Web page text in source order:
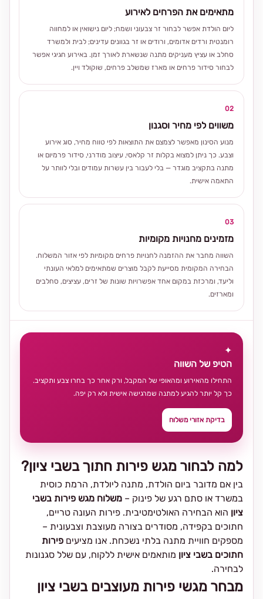
מתאימים את הפרחים לאירוע
ליום הולדת אפשר לבחור זר צבעוני ושמח; ליום נישואין או למחווה
רומנטית ורדים אדומים, ורודים או זר בגוונים עדינים; לבית ולמשרד
סחלב או עציץ מעניקים מתנה שנשארת לאורך זמן. באירוע חגיגי אפשר
לבחור סידור פרחים או מארז שמשלב פרחים, שוקולד ויין.
02
משווים לפי מחיר וסגנון
מנוע הסינון מאפשר לצמצם את התוצאות לפי טווח מחיר, סוג אירוע
וצבע. כך ניתן למצוא בקלות זר קלאסי, עיצוב מודרני, סידור פרמיום או
מתנה בתקציב מוגדר — בלי לעבור בין עשרות עמודים ובלי לוותר על
התאמה אישית.
03
מזמינים מחנויות מקומיות
השווה מחבר את ההזמנה לחנויות פרחים מקומיות לפי אזור המשלוח.
הבחירה המקומית מסייעת לקבל מוצרים שמתאימים למלאי העונתי
וליעד, ומרכזת במקום אחד אפשרויות שונות של זרים, עציצים, סחלבים
ומארזים.
למה לבחור מגש פירות חתוך בשבי ציון?
בין אם מדובר ביום הולדת, מתנה ליולדת, הרמת כוסית
במשרד או סתם רגע של פינוק – משלוח מגש פירות בשבי
ציון הוא הבחירה האולטימטיבית. פירות העונה טריים,
חתוכים בקפידה, מסודרים בצורה מעוצבת וצבעונית –
מספקים חוויית מתנה בלתי נשכחת. אנו מציעים פירות
חתוכים בשבי ציון מותאמים אישית ללקוח, עם שלל סגנונות
לבחירה.
מבחר מגשי פירות מעוצבים בשבי ציון
✦
הטיפ של השווה
התחילו מהאירוע ומהאופי של המקבל, ורק אחר כך בחרו צבע ותקציב.
כך קל יותר להגיע למתנה שמרגישה אישית ולא רק יפה.
בדיקת אזורי משלוח